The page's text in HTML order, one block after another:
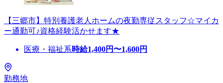
【三郷市】特別養護老人ホームの夜勤専従スタッフ☆マイカ
ー通勤可♪資格経験活かせます★
医療・福祉系時給1,400円〜1,600円
勤務地